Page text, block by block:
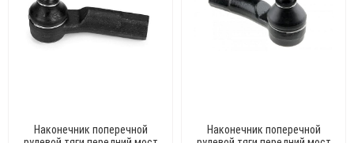
Наконечник поперечной
Наконечник поперечной